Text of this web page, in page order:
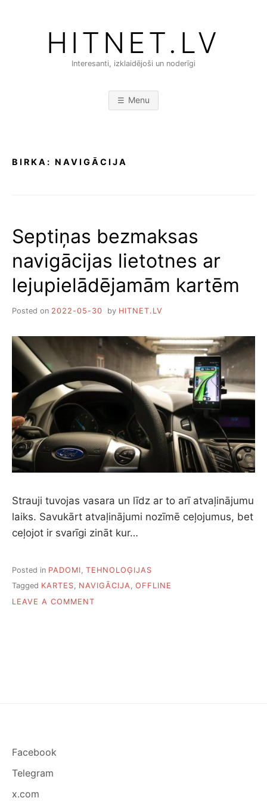
HITNET.LV
Interesanti, izklaidējoši un noderīgi
Menu
BIRKA: NAVIGĀCIJA
Septiņas bezmaksas
navigācijas lietotnes ar
lejupielādējamām kartēm
Posted on 2022-05-30 by HITNET.LV
Strauji tuvojas vasara un līdz ar to arī atvaļinājumu
laiks. Savukārt atvaļinājumi nozīmē ceļojumus, bet
ceļojot ir svarīgi zināt kur…
Posted in PADOMI TEHNOLOĢIJAS
Tagged KARTES, NAVIGĀCIJA, OFFLINE
LEAVE A COMMENT
Facebook
Telegram
x.com